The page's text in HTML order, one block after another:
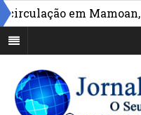
em Mamoan, na